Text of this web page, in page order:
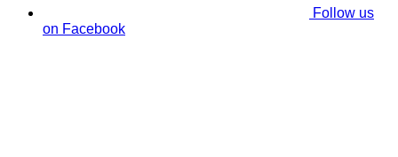
Follow us
on Facebook